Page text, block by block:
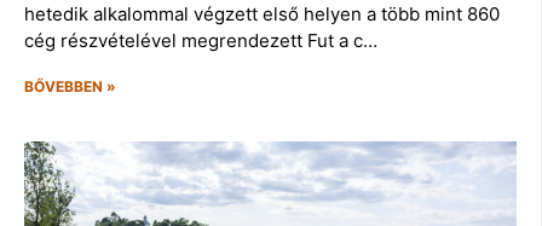
hetedik alkalommal végzett első helyen a több mint 860
cég részvételével megrendezett Fut a c…
BŐVEBBEN »